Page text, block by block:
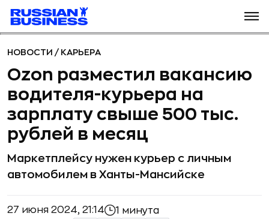
НОВОСТИ / КАРЬЕРА
Ozon разместил вакансию
водителя-курьера на
зарплату свыше 500 тыс.
рублей в месяц
Маркетплейсу нужен курьер с личным
автомобилем в Ханты-Мансийске
27 июня 2024, 21:14 1 минута